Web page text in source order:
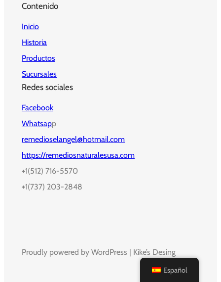
Contenido
Inicio
Historia
Productos
Sucursales
Redes sociales
Facebook
Whatsapp
remedioselangel@hotmail.com
https://remediosnaturalesusa.com
+1(512) 716-5570
+1(737) 203-2848
Proudly powered by WordPress | Kike’s Desing
Español